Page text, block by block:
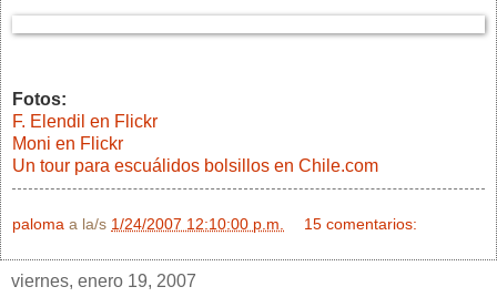
Fotos:
F. Elendil en Flickr
Moni en Flickr
Un tour para escuálidos bolsillos en Chile.com
paloma a la/s 1/24/2007 12:10:00 p.m. 15 comentarios:
viernes, enero 19, 2007